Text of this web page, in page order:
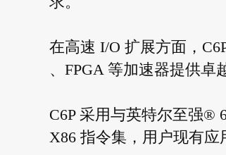
在高速 I/O 扩展方面，
、FPGA 等加速器提供卓
C6P 采用与英特尔至强®
X86 指令集，用户现有应